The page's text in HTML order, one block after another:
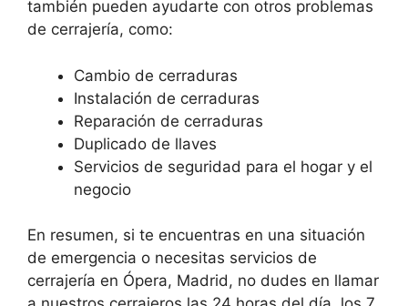
también pueden ayudarte con otros problemas
de cerrajería, como:
Cambio de cerraduras
Instalación de cerraduras
Reparación de cerraduras
Duplicado de llaves
Servicios de seguridad para el hogar y el
negocio
En resumen, si te encuentras en una situación
de emergencia o necesitas servicios de
cerrajería en Ópera, Madrid, no dudes en llamar